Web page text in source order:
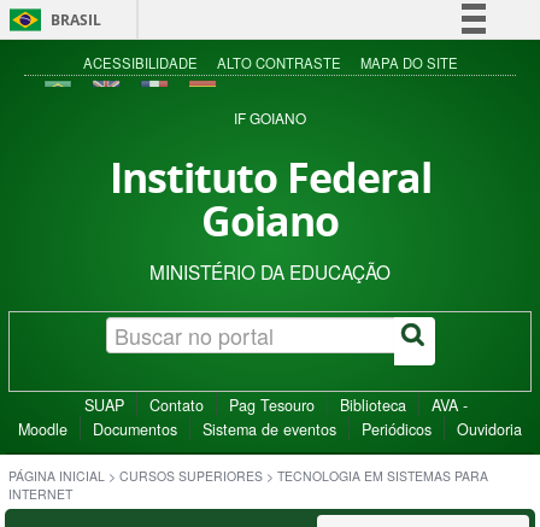
BRASIL
Simplifique!
Acesso à informação
ACESSIBILIDADE ALTO CONTRASTE MAPA DO SITE
IF GOIANO
Instituto Federal
Goiano
MINISTÉRIO DA EDUCAÇÃO
SUAP Contato Pag Tesouro Biblioteca
AVA -
Moodle
Documentos Sistema de eventos Periódicos Ouvidoria
PÁGINA INICIAL > CURSOS SUPERIORES > TECNOLOGIA EM SISTEMAS PARA
INTERNET